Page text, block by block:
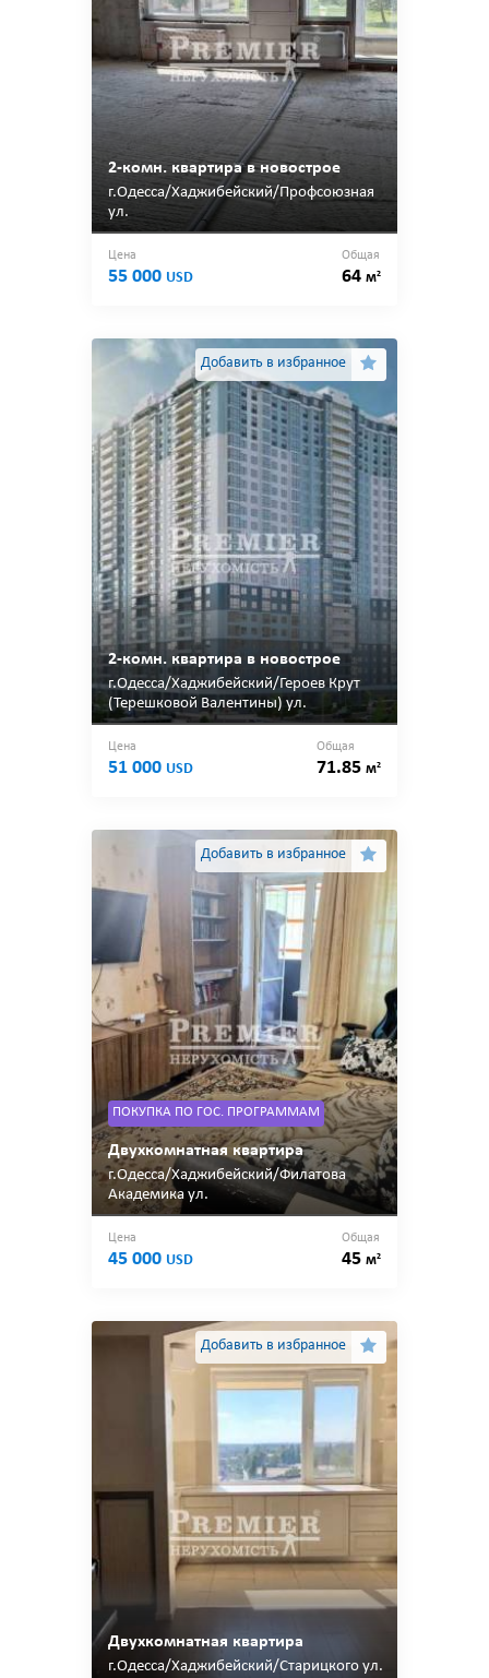
2-комн. квартира в новострое
г.Одесса/Хаджибейский/Профсоюзная
ул.
Цена
55 000 USD
Общая
64 м2
Добавить в избранное
2-комн. квартира в новострое
г.Одесса/Хаджибейский/Героев Крут
(Терешковой Валентины) ул.
Цена
51 000 USD
Общая
71.85 м2
Добавить в избранное
ПОКУПКА ПО ГОС. ПРОГРАММАМ
Двухкомнатная квартира
г.Одесса/Хаджибейский/Филатова
Академика ул.
Цена
45 000 USD
Общая
45 м2
Добавить в избранное
Двухкомнатная квартира
г.Одесса/Хаджибейский/Старицкого ул.